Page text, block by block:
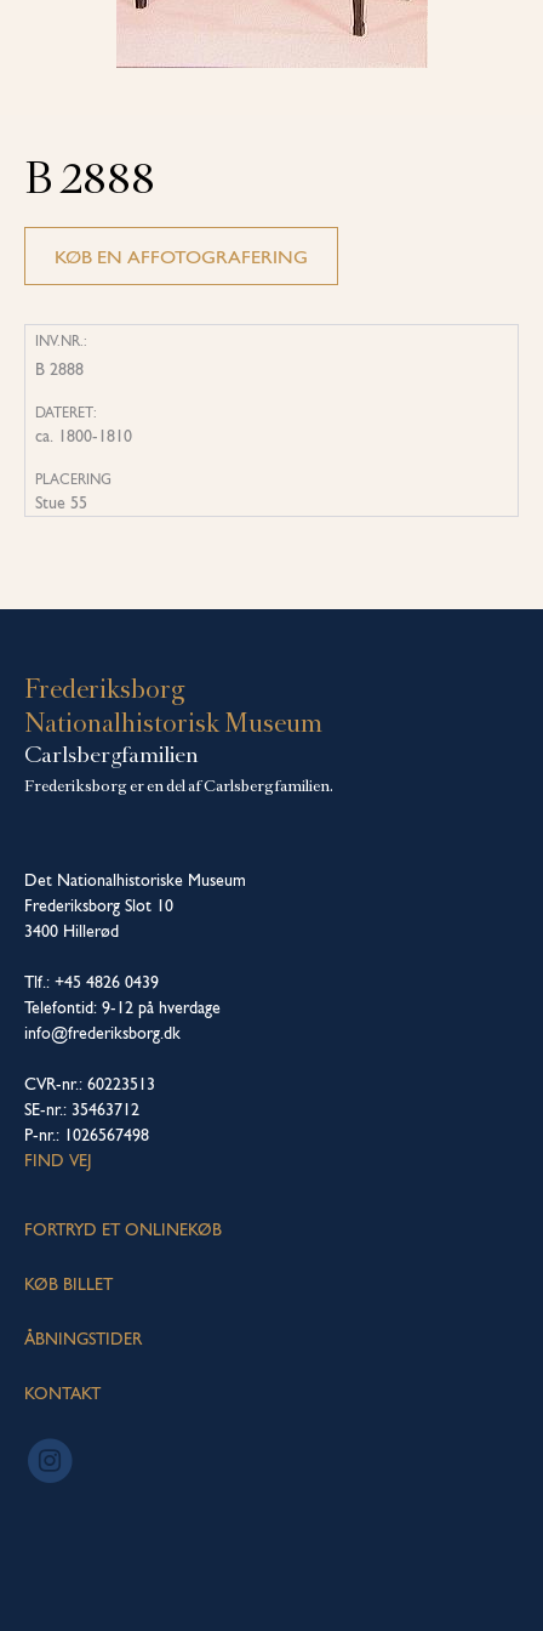
B 2888
KØB EN AFFOTOGRAFERING
INV.NR.:
B 2888
DATERET:
ca. 1800-1810
PLACERING
Stue 55
Frederiksborg
Nationalhistorisk Museum
Carlsbergfamilien
Frederiksborg er en del af Carlsbergfamilien.
Det Nationalhistoriske Museum
Frederiksborg Slot 10
3400 Hillerød
Tlf.: +45 4826 0439
Telefontid: 9-12 på hverdage
info@frederiksborg.dk
CVR-nr.: 60223513
SE-nr.: 35463712
P-nr.: 1026567498
FIND VEJ
FORTRYD ET ONLINEKØB
KØB BILLET
ÅBNINGSTIDER
KONTAKT